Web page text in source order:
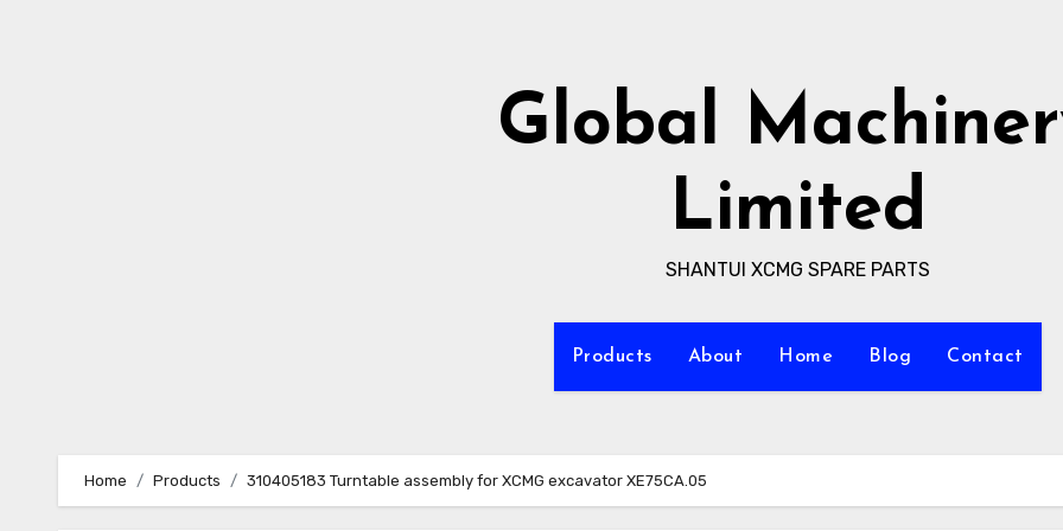
Global
Limited
SHANTUI XCMG SPARE PARTS
Products About Home Blog Contact
Home Products 310405183 Turntable assembly for XCMG excavator XE75CA.05